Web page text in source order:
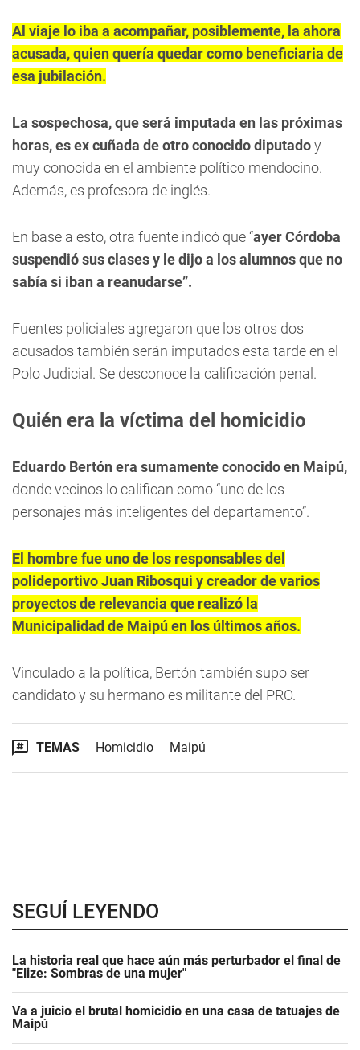
Al viaje lo iba a acompañar, posiblemente, la ahora
acusada, quien quería quedar como beneficiaria de
esa jubilación.
La sospechosa, que será imputada en las próximas
horas, es ex cuñada de otro conocido diputadoy
muy conocida en el ambiente político mendocino.
Además, es profesora de inglés.
En base a esto, otra fuente indicó que “ayer Córdoba
suspendió sus clases y le dijo a los alumnos que no
sabía si iban a reanudarse”.
Fuentes policiales agregaron que los otros dos
acusados también serán imputados esta tarde en el
Polo Judicial. Se desconoce la calificación penal.
Quién era la víctima del homicidio
Eduardo Bertón era sumamente conocido en Maipú,
donde vecinos lo califican como “uno de los
personajes más inteligentes del departamento”.
El hombre fue uno de los responsables del
polideportivo Juan Ribosqui y creador de varios
proyectos de relevancia que realizó la
Municipalidad de Maipú en los últimos años.
Vinculado a la política, Bertón también supo ser
candidato y su hermano es militante del PRO.
TEMAS Homicidio Maipú
SEGUÍ LEYENDO
La historia real que hace aún más perturbador el final de
"Elize: Sombras de una mujer"
Va a juicio el brutal homicidio en una casa de tatuajes de
Maipú